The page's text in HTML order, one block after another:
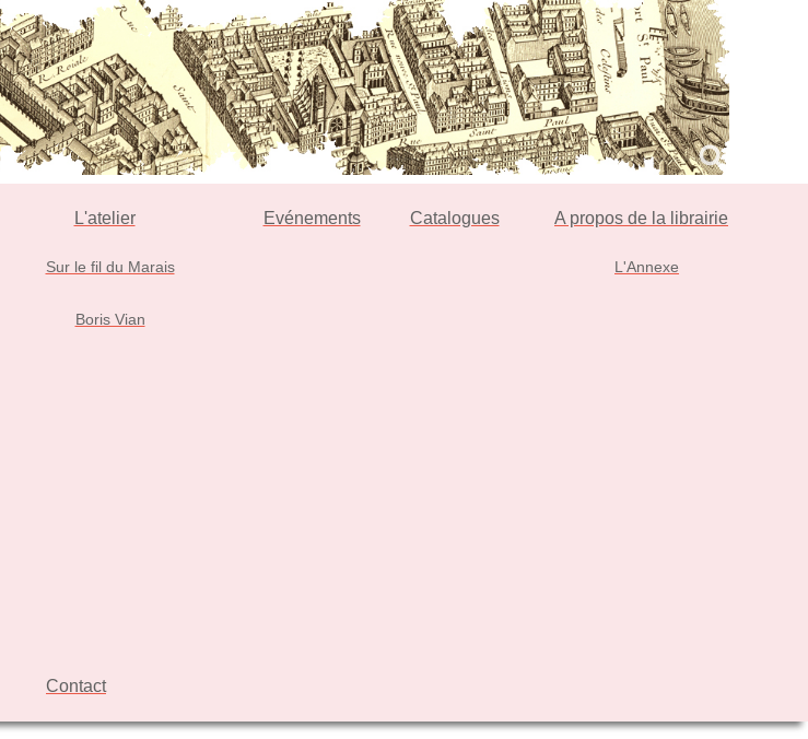
L'atelier
Sur le fil du Marais
Boris Vian
Evénements Catalogues A propos de la librairie
L'Annexe
Contact